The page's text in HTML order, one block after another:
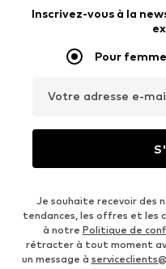
Inscrivez-vous à la
Pour
Votre adresse e-
Je souhaite recevoir des
tendances, les offres et les
à notre Politique de
rétracter à tout moment
un message à